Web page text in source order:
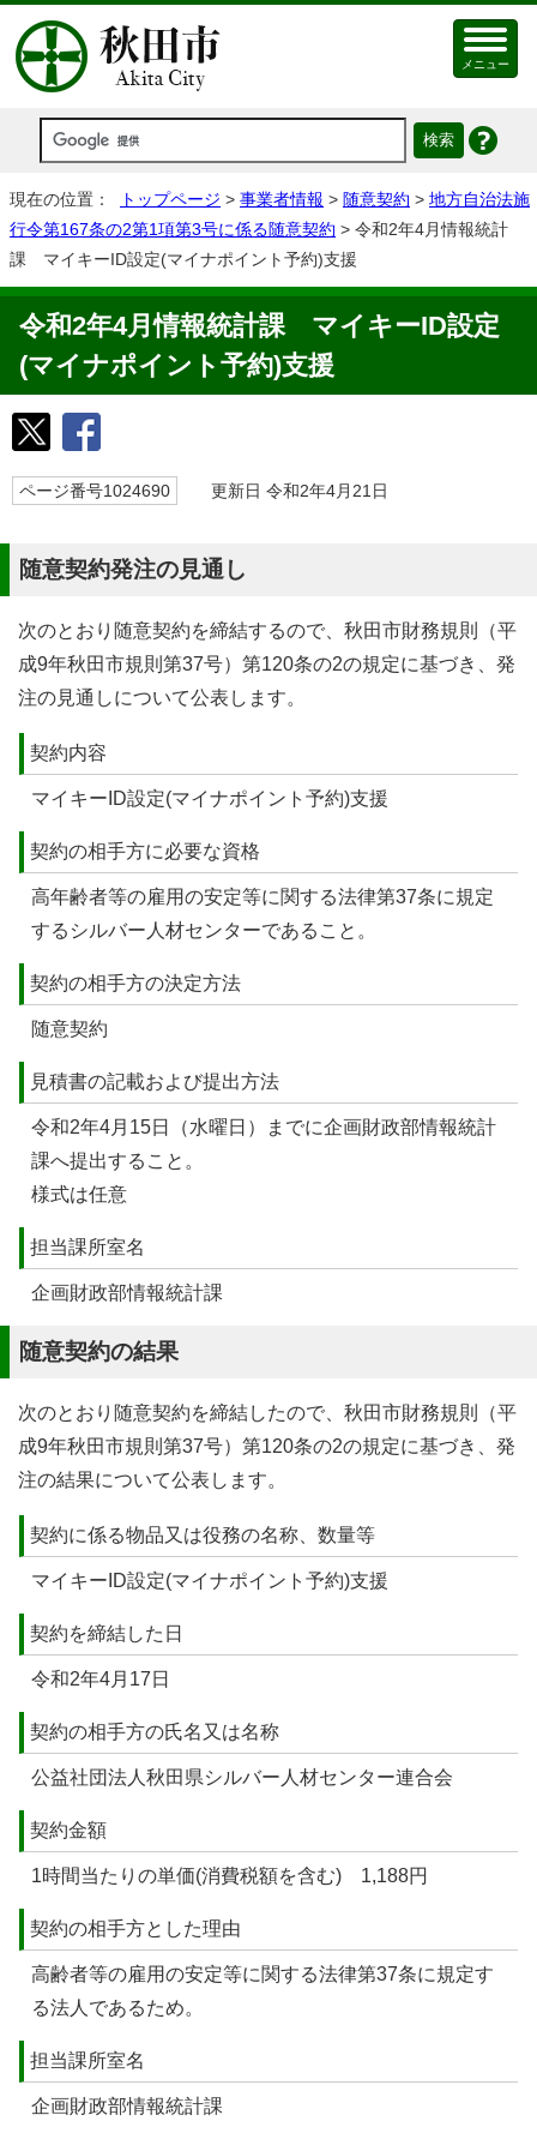
メニュー
現在の位置： トップページ > 事業者情報 > 随意契約 > 地方自治法施
行令第167条の2第1項第3号に係る随意契約 > 令和2年4月情報統計
課 マイキーID設定(マイナポイント予約)支援
令和2年4月情報統計課 マイキーID設定
(マイナポイント予約)支援
ページ番号1024690 更新日 令和2年4月21日
随意契約発注の見通し
次のとおり随意契約を締結するので、秋田市財務規則（平
成9年秋田市規則第37号）第120条の2の規定に基づき、発
注の見通しについて公表します。
契約内容
マイキーID設定(マイナポイント予約)支援
契約の相手方に必要な資格
高年齢者等の雇用の安定等に関する法律第37条に規定
するシルバー人材センターであること。
契約の相手方の決定方法
随意契約
見積書の記載および提出方法
令和2年4月15日（水曜日）までに企画財政部情報統計
課へ提出すること。
様式は任意
担当課所室名
企画財政部情報統計課
随意契約の結果
次のとおり随意契約を締結したので、秋田市財務規則（平
成9年秋田市規則第37号）第120条の2の規定に基づき、発
注の結果について公表します。
契約に係る物品又は役務の名称、数量等
マイキーID設定(マイナポイント予約)支援
契約を締結した日
令和2年4月17日
契約の相手方の氏名又は名称
公益社団法人秋田県シルバー人材センター連合会
契約金額
1時間当たりの単価(消費税額を含む) 1,188円
契約の相手方とした理由
高齢者等の雇用の安定等に関する法律第37条に規定す
る法人であるため。
担当課所室名
企画財政部情報統計課